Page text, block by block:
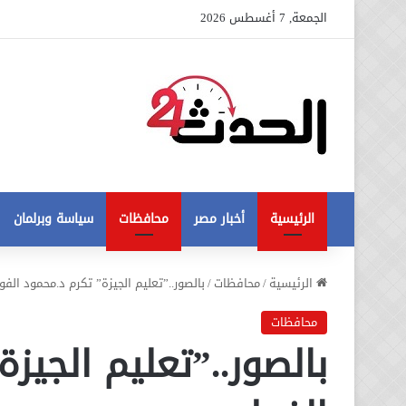
الجمعة, 7 أغسطس 2026
الرئيسية أخبار مصر محافظات سياسة وبرلمان
الرئيسية/محافظات/بالصور..”تعليم الجيزة” تكرم د.محمود
محافظات
بالصور..”تعليم
عاجل
أزمة
مخالفات
12 أغسطس، 2020
عاجل تطورات جديدة في